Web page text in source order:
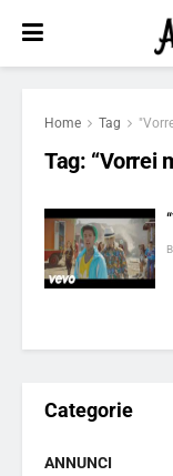
Home Tag
Tag: “Vorrei
Categorie
ANNUNCI